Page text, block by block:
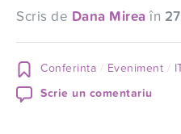
Scris de Dana Mirea în
Conferinta Eveniment
Scrie un comentariu